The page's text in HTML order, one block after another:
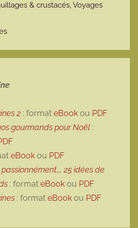
t
& crustacés,Voyages
2 : format eBook ou PDF
gourmands pour Noël :
eBook ou PDF
25 idées de
: format eBook ou PDF
: format eBook ou PDF